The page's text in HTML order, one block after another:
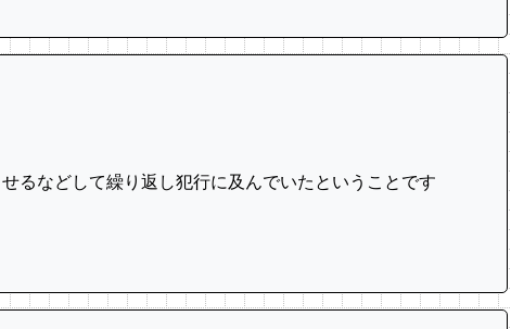
るなどして繰り返し犯行に及んでいたということです